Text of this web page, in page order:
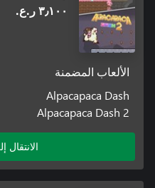
٣٫١٠٠ ر.ع.‏
الألعاب المضمنة
Alpacapaca Dash
Alpacapaca Dash 2
الانتقال